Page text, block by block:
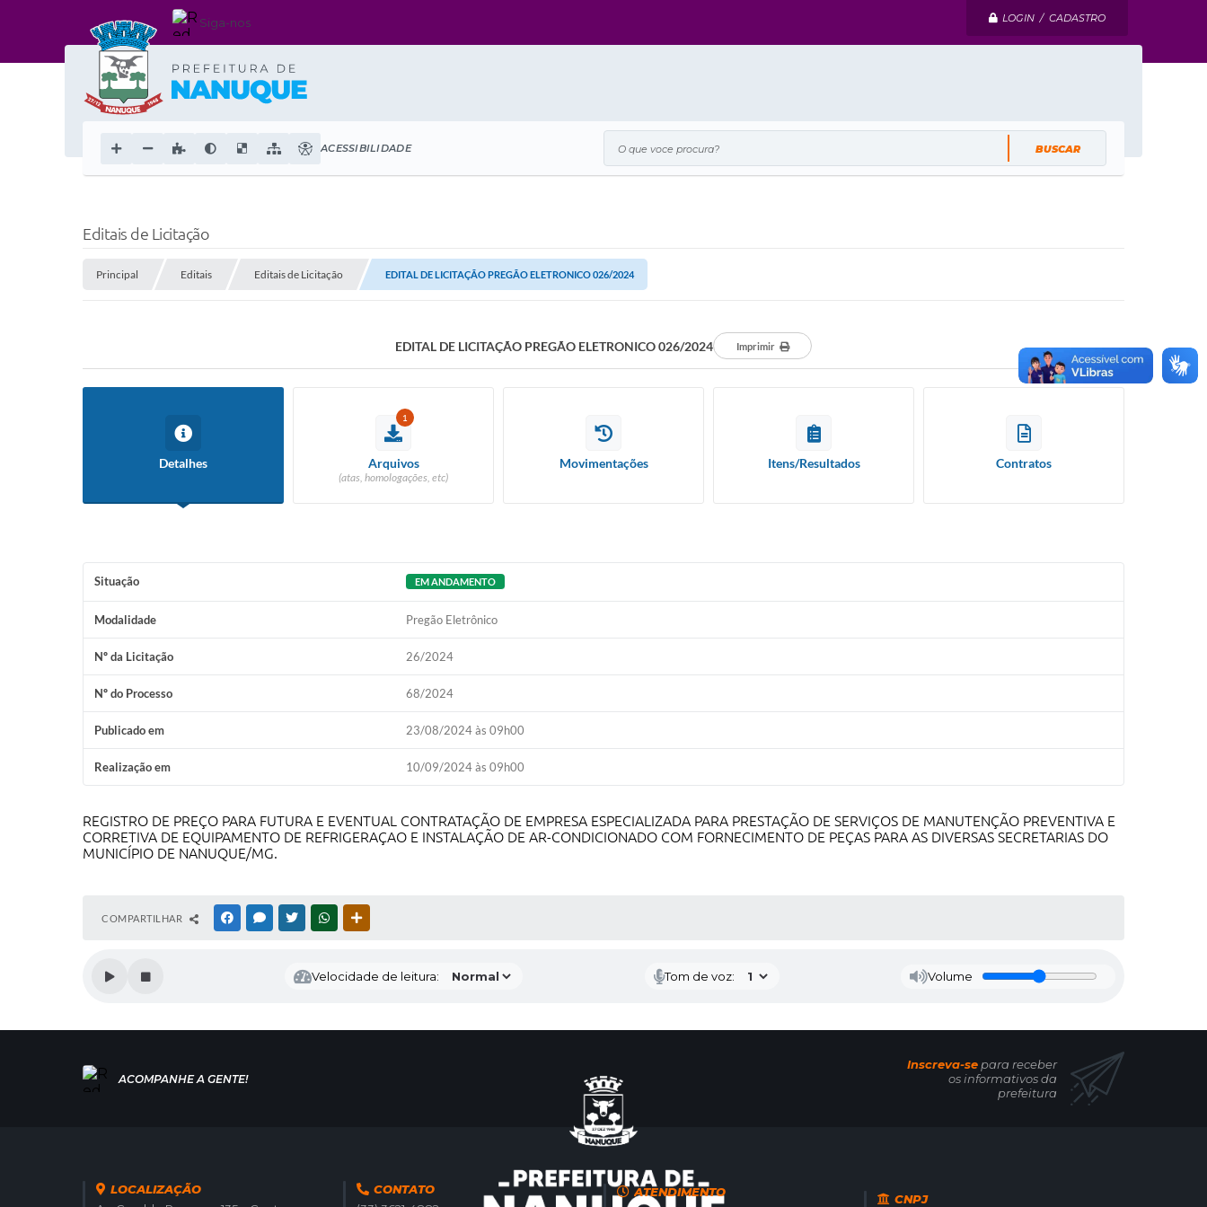
LOGIN / CADASTRO
Siga-nos
ACESSIBILIDADE O que voce procura?
Editais de Licitação
Principal Editais Editais de Licitação EDITAL DE LICITAÇÃO PREGÃO ELETRONICO 026/2024
EDITAL DE LICITAÇÃO PREGÃO ELETRONICO 026/2024 Imprimir
Detalhes
1
Arquivos
(atas, homologações, etc)
Movimentações Itens/Resultados Contratos
Situação EM ANDAMENTO
Modalidade Pregão Eletrônico
Nº da Licitação 26/2024
Nº do Processo 68/2024
Publicado em 23/08/2024 às 09h00
Realização em 10/09/2024 às 09h00
REGISTRO DE PREÇO PARA FUTURA E EVENTUAL CONTRATAÇÃO DE EMPRESA ESPECIALIZADA PARA PRESTAÇÃO DE SERVIÇOS DE MANUTENÇÃO PREVENTIVA E
CORRETIVA DE EQUIPAMENTO DE REFRIGERAÇAO E INSTALAÇÃO DE AR-CONDICIONADO COM FORNECIMENTO DE PEÇAS PARA AS DIVERSAS SECRETARIAS DO
MUNICÍPIO DE NANUQUE/MG.
COMPARTILHAR FACEBOOKMESSENGER
TWITTERWHATSAPP
Velocidade de leitura: Tom de voz: Volume
Inscreva-se para receber
os informativos da
prefeitura
LOCALIZAÇÃO
CONTATO
ATENDIMENTO
CNPJ